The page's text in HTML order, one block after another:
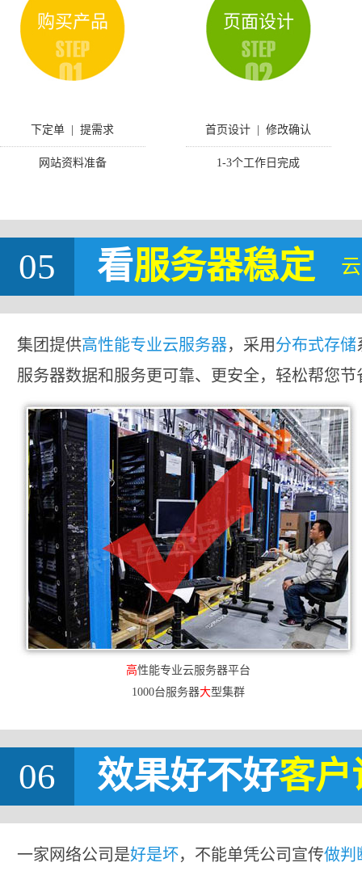
购买产品
下定单 | 提需求
网站资料准备
页面设计
首页设计 | 修改确认
1-3个工作日完成
05 看服务器稳定
集团提供高性能专业云服务器，采用分布式存储
服务器数据和服务更可靠、更安全，轻松帮您节
高性能专业云服务器平台
1000台服务器大型集群
06 效果好不好客户
一家网络公司是好是坏，不能单凭公司宣传做判